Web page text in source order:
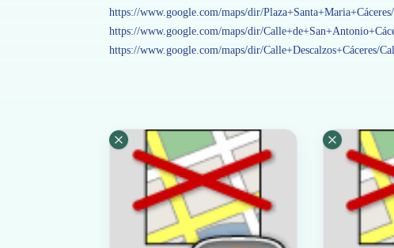
https://www.google.com/maps/dir/
https://www.google.com/maps/dir/
https://www.google.com/maps/dir/Calle+Descalzos+Cáceres/